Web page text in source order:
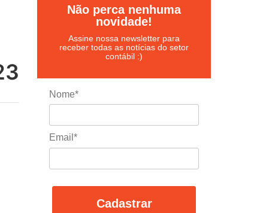
Não perca nenhuma
novidade!
Assine nossa newsletter para
receber todas as notícias do setor
contábil :)
Nome*
Email*
Cadastrar